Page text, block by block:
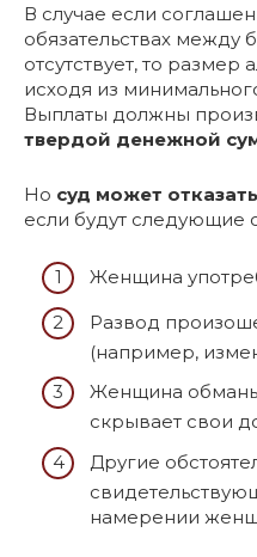
В случае если
обязательствах между
отсутствует, то
исходя из
Выплаты должны
твердой денежной
Но суд может
если будут следующие
Женщина
Развод
(например,
Женщина
скрывает свои
Другие
намерении